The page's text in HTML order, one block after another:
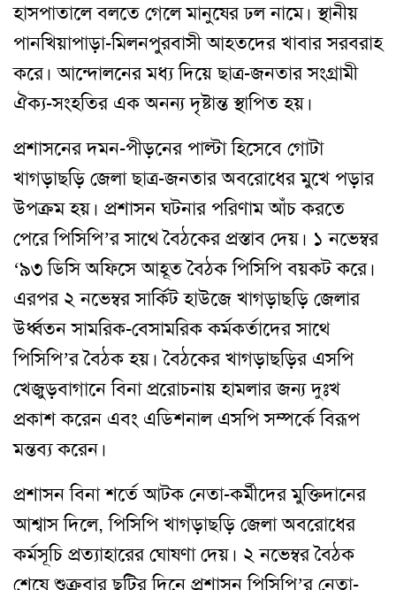
হাসপাতালে বলতে গেলে মানুষের ঢল নামে। স্থানীয়
পানখিয়াপাড়া-মিলনপুরবাসী আহতদের খাবার সরবরাহ
করে। আন্দোলনের মধ্য দিয়ে ছাত্র-জনতার সংগ্রামী
ঐক্য-সংহতির এক অনন্য দৃষ্টান্ত স্থাপিত হয়।
প্রশাসনের দমন-পীড়নের পাল্টা হিসেবে গোটা
খাগড়াছড়ি জেলা ছাত্র-জনতার অবরোধের মুখে পড়ার
উপক্রম হয়। প্রশাসন ঘটনার পরিণাম আঁচ করতে
পেরে পিসিপি’র সাথে বৈঠকের প্রস্তাব দেয়। ১ নভেম্বর
‘৯৩ ডিসি অফিসে আহূত বৈঠক পিসিপি বয়কট করে।
এরপর ২ নভেম্বর সার্কিট হাউজে খাগড়াছড়ি জেলার
উর্ধ্বতন সামরিক-বেসামরিক কর্মকর্তাদের সাথে
পিসিপি’র বৈঠক হয়। বৈঠকের খাগড়াছড়ির এসপি
খেজুড়বাগানে বিনা প্ররোচনায় হামলার জন্য দুঃখ
প্রকাশ করেন এবং এডিশনাল এসপি সম্পর্কে বিরূপ
মন্তব্য করেন।
প্রশাসন বিনা শর্তে আটক নেতা-কর্মীদের মুক্তিদানের
আশ্বাস দিলে, পিসিপি খাগড়াছড়ি জেলা অবরোধের
কর্মসূচি প্রত্যাহারের ঘোষণা দেয়। ২ নভেম্বর বৈঠক
শেষে শুক্রবার ছুটির দিনে প্রশাসন পিসিপি’র নেতা-